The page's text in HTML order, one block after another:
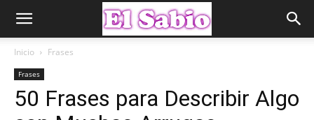
Inicio Frases
Frases
50 Frases para Describir Algo